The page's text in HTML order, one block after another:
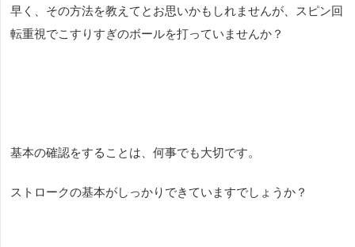
早く、その方法を教えてとお思いかもしれませんが、スピン回
転重視でこすりすぎのボールを打っていませんか？
基本の確認をすることは、何事でも大切です。
ストロークの基本がしっかりできていますでしょうか？